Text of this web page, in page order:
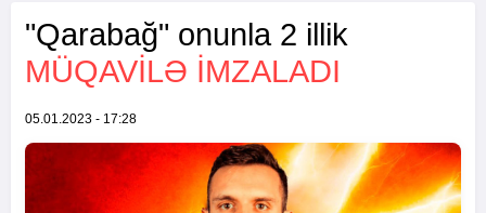
"Qarabağ" onunla 2 illik
MÜQAVILƏ IMZALADI
05.01.2023 - 17:28